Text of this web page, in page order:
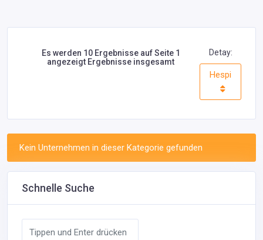
Es werden 10 Ergebnisse auf Seite 1
angezeigt Ergebnisse insgesamt
Detay:
Hespi
Kein Unternehmen in dieser Kategorie gefunden
Schnelle Suche